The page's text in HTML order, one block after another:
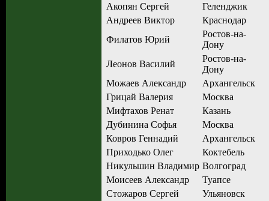
Акопян Сергей
Геленджик
Андреев Виктор
Краснодар
Филатов Юрий
Ростов-на-
Дону
Леонов Василий
Ростов-на-
Дону
Можаев Александр
Архангельск
Грицай Валерия
Москва
Мифтахов Ренат
Казань
Дубинина Софья
Москва
Ковров Геннадий
Архангельск
Приходько Олег
Коктебель
Никульшин Владимир Волгоград
Моисеев Александр
Туапсе
Стожаров Сергей
Ульяновск